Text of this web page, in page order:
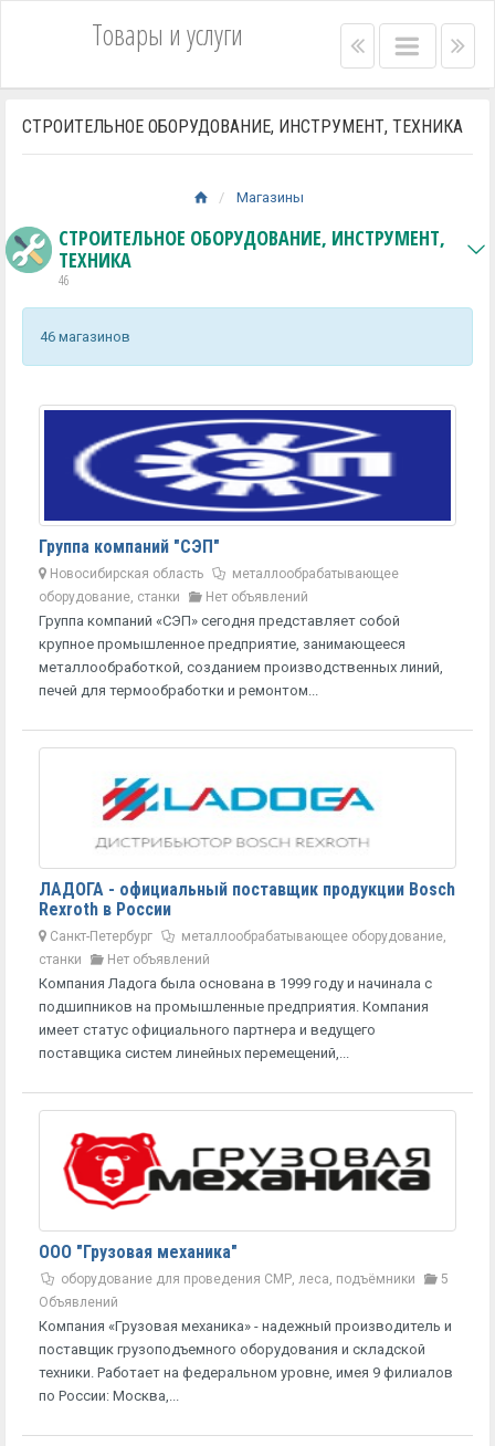
Товары и услуги Left
bar
Main
menu
Right
menu
bar
СТРОИТЕЛЬНОЕ ОБОРУДОВАНИЕ, ИНСТРУМЕНТ, ТЕХНИКА
Магазины
СТРОИТЕЛЬНОЕ ОБОРУДОВАНИЕ, ИНСТРУМЕНТ,
ТЕХНИКА
46
46 магазинов
Группа компаний "СЭП"
Новосибирская область
металлообрабатывающее
оборудование, станки
Нет объявлений
Группа компаний «СЭП» сегодня представляет собой
крупное промышленное предприятие, занимающееся
металлообработкой, созданием производственных линий,
печей для термообработки и ремонтом...
ЛАДОГА - официальный поставщик продукции Bosch
Rexroth в России
Санкт-Петербург
металлообрабатывающее оборудование,
станки
Нет объявлений
Компания Ладога была основана в 1999 году и начинала с
подшипников на промышленные предприятия. Компания
имеет статус официального партнера и ведущего
поставщика систем линейных перемещений,...
ООО "Грузовая механика"
оборудование для проведения СМР, леса, подъёмники
5
Объявлений
Компания «Грузовая механика» - надежный производитель и
поставщик грузоподъемного оборудования и складской
техники. Работает на федеральном уровне, имея 9 филиалов
по России: Москва,...